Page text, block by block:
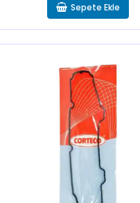
Sepete Ekle